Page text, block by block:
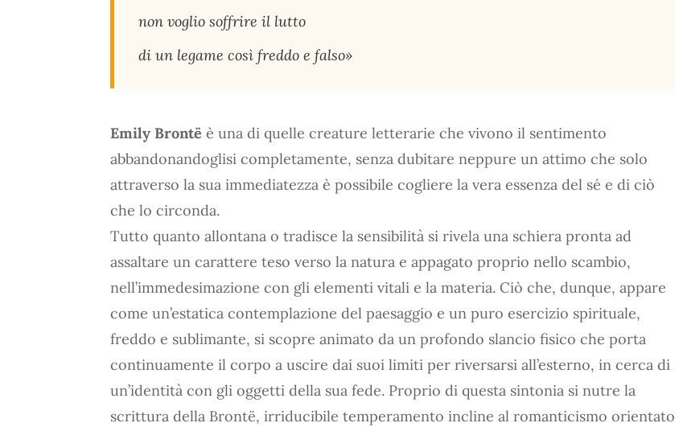
non voglio soffrire il lutto
di un legame così freddo e falso»
Emily Brontë è una di quelle creature letterarie che vivono il sentimento
abbandonandoglisi completamente, senza dubitare neppure un attimo che solo
attraverso la sua immediatezza è possibile cogliere la vera essenza del sé e di ciò
che lo circonda.
Tutto quanto allontana o tradisce la sensibilità si rivela una schiera pronta ad
assaltare un carattere teso verso la natura e appagato proprio nello scambio,
nell’immedesimazione con gli elementi vitali e la materia. Ciò che, dunque, appare
come un’estatica contemplazione del paesaggio e un puro esercizio spirituale,
freddo e sublimante, si scopre animato da un profondo slancio fisico che porta
continuamente il corpo a uscire dai suoi limiti per riversarsi all’esterno, in cerca di
un’identità con gli oggetti della sua fede. Proprio di questa sintonia si nutre la
scrittura della Brontë, irriducibile temperamento incline al romanticismo orientato